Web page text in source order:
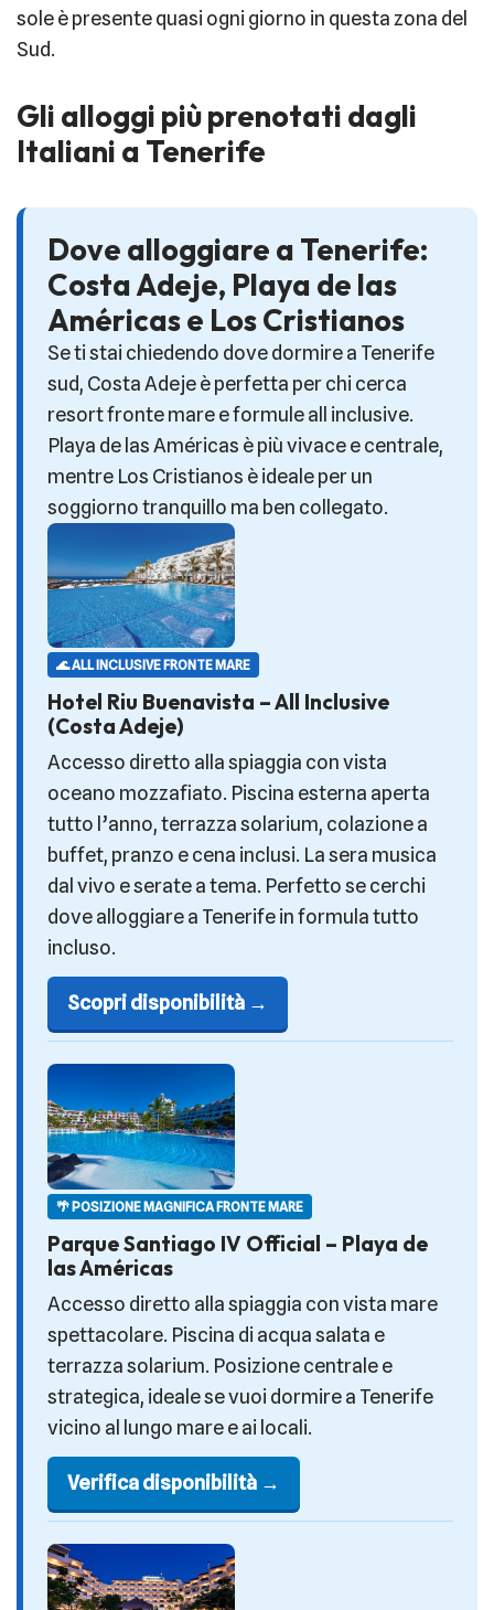
sole è presente quasi ogni giorno in questa zona del
Sud.
Gli alloggi più prenotati dagli
Italiani a Tenerife
Dove alloggiare a Tenerife:
Costa Adeje, Playa de las
Américas e Los Cristianos
Se ti stai chiedendo dove dormire a Tenerife
sud, Costa Adeje è perfetta per chi cerca
resort fronte mare e formule all inclusive.
Playa de las Américas è più vivace e centrale,
mentre Los Cristianos è ideale per un
soggiorno tranquillo ma ben collegato.
🌊 ALL INCLUSIVE FRONTE MARE
Hotel Riu Buenavista – All Inclusive
(Costa Adeje)
Accesso diretto alla spiaggia con vista
oceano mozzafiato. Piscina esterna aperta
tutto l’anno, terrazza solarium, colazione a
buffet, pranzo e cena inclusi. La sera musica
dal vivo e serate a tema. Perfetto se cerchi
dove alloggiare a Tenerife in formula tutto
incluso.
Scopri disponibilità →
🌴 POSIZIONE MAGNIFICA FRONTE MARE
Parque Santiago IV Official – Playa de
las Américas
Accesso diretto alla spiaggia con vista mare
spettacolare. Piscina di acqua salata e
terrazza solarium. Posizione centrale e
strategica, ideale se vuoi dormire a Tenerife
vicino al lungo mare e ai locali.
Verifica disponibilità →